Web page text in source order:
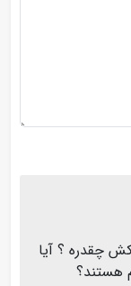
چقدره ؟ آیا
هستند؟